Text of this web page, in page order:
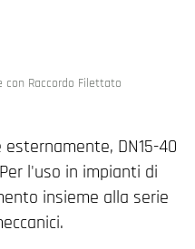
con Raccordo Filettato
DN15-40
l'uso in impianti di
insieme alla serie